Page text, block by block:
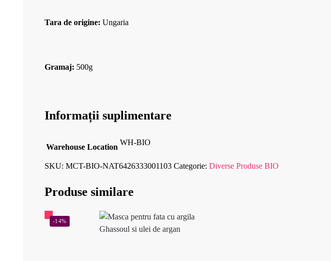
Tara de origine: Ungaria
Gramaj: 500g
Informații suplimentare
Warehouse Location
WH-BIO
SKU: MCT-BIO-NAT6426333001103 Categorie: Diverse Produse BIO
Produse similare
-14%